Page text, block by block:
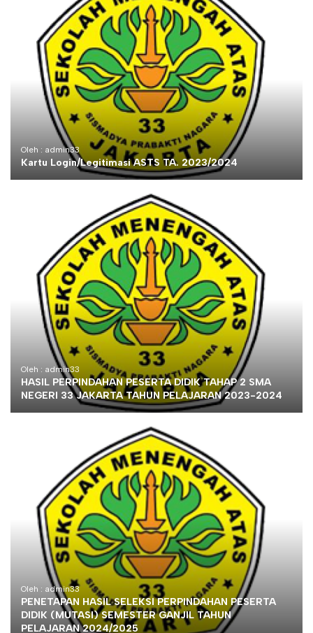
Oleh : admin33
Kartu Login/Legitimasi ASTS TA. 2023/2024
Oleh : admin33
HASIL PERPINDAHAN PESERTA DIDIK TAHAP 2 SMA
NEGERI 33 JAKARTA TAHUN PELAJARAN 2023-2024
Oleh : admin33
PENETAPAN HASIL SELEKSI PERPINDAHAN PESERTA
DIDIK (MUTASI) SEMESTER GANJIL TAHUN
PELAJARAN 2024/2025